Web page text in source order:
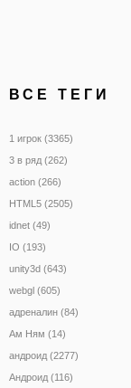
ВСЕ ТЕГИ
1 игрок (3365)
3 в ряд (262)
action (266)
HTML5 (2505)
idnet (49)
IO (193)
unity3d (643)
webgl (605)
адреналин (84)
Ам Ням (14)
андроид (2277)
Андроид (116)